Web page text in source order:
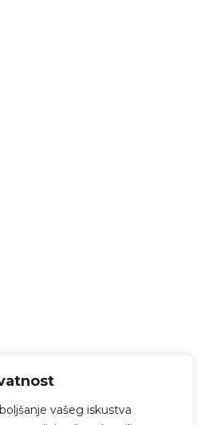
vašeg iskustva